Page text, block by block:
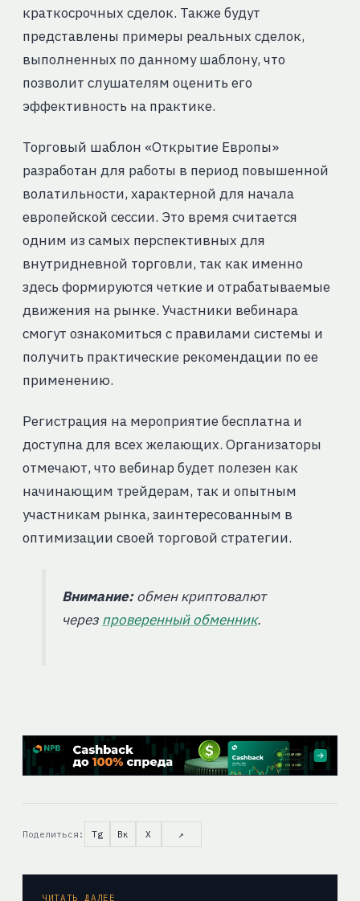
краткосрочных сделок. Также будут
представлены примеры реальных сделок,
выполненных по данному шаблону, что
позволит слушателям оценить его
эффективность на практике.
Торговый шаблон «Открытие Европы»
разработан для работы в период повышенной
волатильности, характерной для начала
европейской сессии. Это время считается
одним из самых перспективных для
внутридневной торговли, так как именно
здесь формируются четкие и отрабатываемые
движения на рынке. Участники вебинара
смогут ознакомиться с правилами системы и
получить практические рекомендации по ее
применению.
Регистрация на мероприятие бесплатна и
доступна для всех желающих. Организаторы
отмечают, что вебинар будет полезен как
начинающим трейдерам, так и опытным
участникам рынка, заинтересованным в
оптимизации своей торговой стратегии.
Внимание:обмен криптовалют
через проверенный обменник.
Поделиться: Tg Вк X ↗
ЧИТАТЬ ДАЛЕЕ